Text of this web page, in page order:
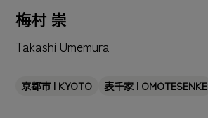
梅村 崇
Takashi Umemura
京都市 | KYOTO 表千家 | OMOTESENKE